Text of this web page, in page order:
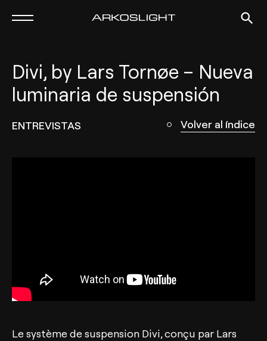
Divi, by Lars Tornøe – Nueva
luminaria de suspensión
ENTREVISTAS Volver al índice
Le système de suspension Divi, conçu par Lars